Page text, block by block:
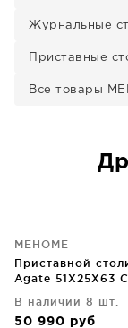
Журнальные
Приставные
Все товары
MEHOME
Приставной
Agate 51X25X63
В наличии 8 шт.
50 990 руб